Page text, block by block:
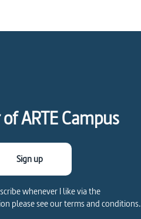
ARTE Campus
whenever I like via the
please see our terms and conditions.
Sign up